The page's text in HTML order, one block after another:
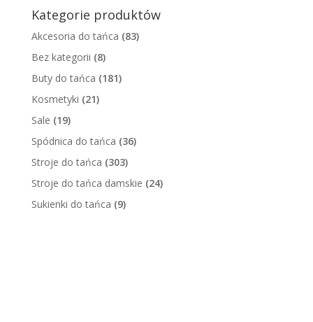
Kategorie produktów
Akcesoria do tańca (83)
Bez kategorii (8)
Buty do tańca (181)
Kosmetyki (21)
Sale (19)
Spódnica do tańca (36)
Stroje do tańca (303)
Stroje do tańca damskie (24)
Sukienki do tańca (9)